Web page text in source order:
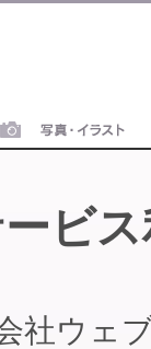
ビ
社ウェ